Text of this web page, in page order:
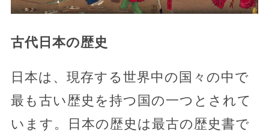
古代日本の歴史
日本は、現存する世界中の国々の中で
最も古い歴史を持つ国の一つとされて
います。日本の歴史は最古の歴史書で